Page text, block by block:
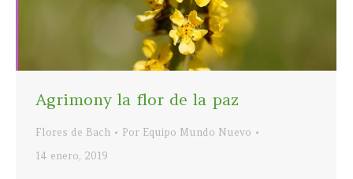
Agrimony la flor de la paz
Flores de Bach Por Equipo Mundo Nuevo
14 enero, 2019